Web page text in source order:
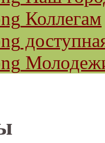
Коллегам